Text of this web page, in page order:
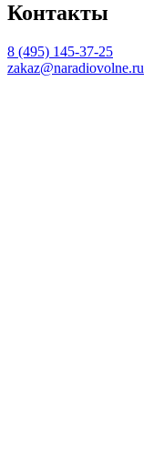
Контакты
8 (495) 145-37-25
zakaz@naradiovolne.ru